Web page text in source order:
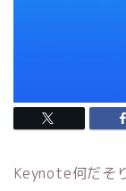
Keynote何だそ